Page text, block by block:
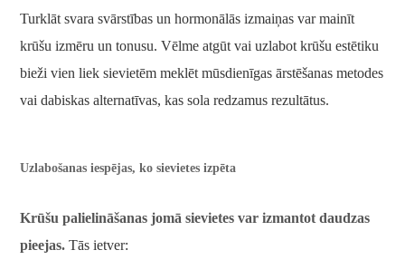
Turklāt svara svārstības un hormonālās izmaiņas var mainīt
krūšu izmēru un tonusu. Vēlme atgūt vai uzlabot krūšu estētiku
bieži vien liek sievietēm meklēt mūsdienīgas ārstēšanas metodes
vai dabiskas alternatīvas, kas sola redzamus rezultātus.
Uzlabošanas iespējas, ko sievietes izpēta
Krūšu palielināšanas jomā sievietes var izmantot daudzas
pieejas. Tās ietver: